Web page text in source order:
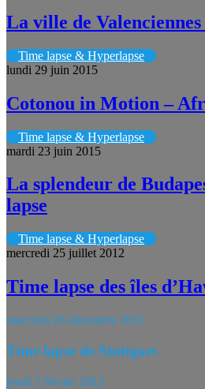
La ville de
Time lapse & Hyperlapse
lundi 29 juin 2015
Cotonou in Motion –
Time lapse & Hyperlapse
mardi 23 juin 2015
La splendeur de
lapse
Time lapse & Hyperlapse
mercredi 25 juillet 2012
Time lapse des îles
mercredi 26 décembre 2012
Time lapse de Stuttgart
jeudi 7 février 2013